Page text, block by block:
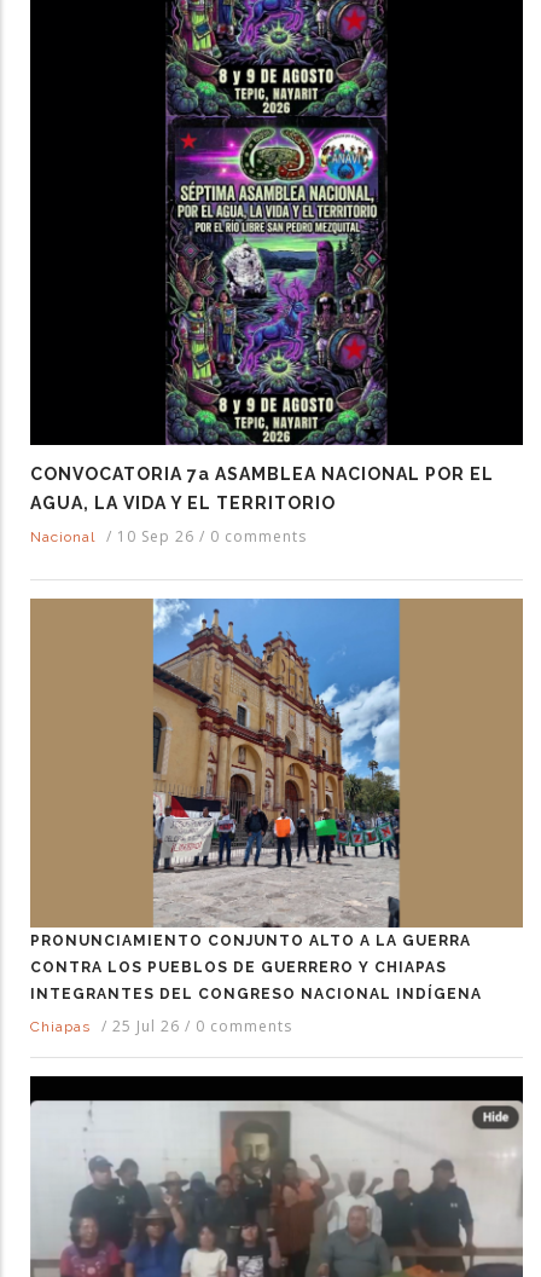
CONVOCATORIA 7a ASAMBLEA NACIONAL POR EL
AGUA, LA VIDA Y EL TERRITORIO
Nacional / 10 Sep 26 / 0 comments
PRONUNCIAMIENTO CONJUNTO ALTO A LA GUERRA
CONTRA LOS PUEBLOS DE GUERRERO Y CHIAPAS
INTEGRANTES DEL CONGRESO NACIONAL INDÍGENA
Chiapas
/ 25 Jul 26 / 0 comments